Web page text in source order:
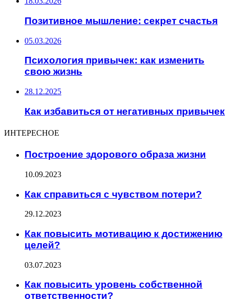
Позитивное мышление: секрет счастья
05.03.2026
Психология привычек: как изменить
свою жизнь
28.12.2025
Как избавиться от негативных привычек
ИНТЕРЕСНОЕ
Построение здорового образа жизни
10.09.2023
Как справиться с чувством потери?
29.12.2023
Как повысить мотивацию к достижению
целей?
03.07.2023
Как повысить уровень собственной
ответственности?